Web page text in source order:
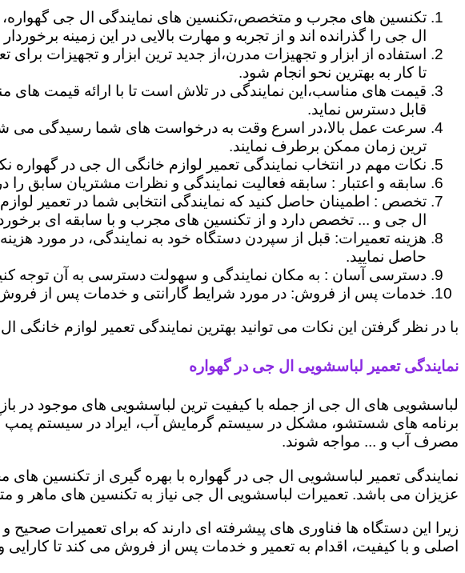
تکنسین های مجرب و متخصص،تکنسین های نمایندگی ال جی
ال جی را گذرانده اند و از تجربه و مهارت بالایی در این زمینه
استفاده از ابزار و تجهیزات مدرن،از جدید ترین ابزار و تجهیزات
تا کار به بهترین نحو انجام شود.
قیمت های مناسب،این نمایندگی در تلاش است تا با ارائه قیمت های
قابل دسترس نماید.
سرعت عمل بالا،در اسرع وقت به درخواست های شما رسیدگی می
ترین زمان ممکن برطرف نمایند.
نکات مهم در انتخاب نمایندگی تعمیر لوازم خانگی ال جی در گهواره
سابقه و اعتبار : سابقه فعالیت نمایندگی و نظرات مشتریان سابق را
تخصص : اطمینان حاصل کنید که نمایندگی انتخابی شما در تعمیر
ال جی و ... تخصص دارد و از تکنسین های مجرب و با سابقه ای
هزینه تعمیرات: قبل از سپردن دستگاه خود به نمایندگی، در مورد
حاصل نمایید.
دسترسی آسان : به مکان نمایندگی و سهولت دسترسی به آن توجه
خدمات پس از فروش: در مورد شرایط گارانتی و خدمات پس از فروش
با در نظر گرفتن این نکات می توانید بهترین نمایندگی تعمیر لوازم خانگی
نمایندگی تعمیر لباسشویی ال جی در گهواره
لباسشویی های ال جی از جمله با کیفیت ترین لباسشویی های موجود در
برنامه های شستشو، مشکل در سیستم گرمایش آب، ایراد در سیستم
مصرف آب و ... مواجه شوند.
نمایندگی تعمیر لباسشویی ال جی در گهواره با بهره گیری از تکنسین
عزیزان می باشد. تعمیرات لباسشویی ال جی نیاز به تکنسین های ماهر و
زیرا این دستگاه ها فناوری های پیشرفته ای دارند که برای تعمیرات صحیح
اصلی و با کیفیت، اقدام به تعمیر و خدمات پس از فروش می کند تا کارایی